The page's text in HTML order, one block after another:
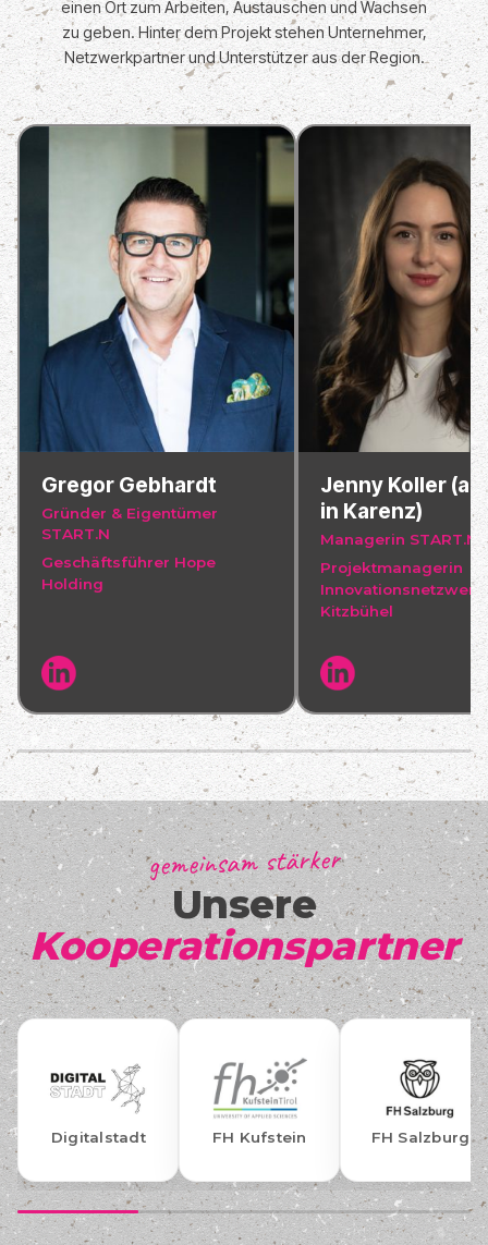
einen Ort zum Arbeiten, Austauschen und Wachsen
zu geben. Hinter dem Projekt stehen Unternehmer,
Netzwerkpartner und Unterstützer aus der Region.
Gregor Gebhardt
Gründer & Eigentümer
START.N
Geschäftsführer Hope
Holding
Jenny Koller (ab
in Karenz)
Managerin START.N
Projektmanagerin
Kitzbühel
gemeinsam stärker
Unsere
Kooperationspartner
FH Kufstein FH Salzburg Gemeinsinn